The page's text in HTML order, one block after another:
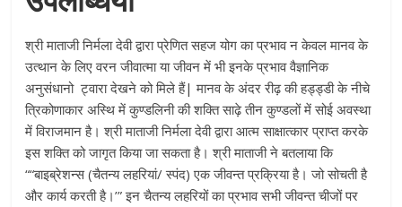
श्री माताजी निर्मला देवी द्वारा प्रेणित सहज योग का प्रभाव न केवल मानव के
उत्थान के लिए वरन जीवात्मा या जीवन में भी इनके प्रभाव वैज्ञानिक
अनुसंधानो ट्वारा देखने को मिले हैं| मानव के अंदर रीढ़ की हड्ड्डी के नीचे
त्रिकोणाकार अस्थि में कुण्डलिनी की शक्ति साढ़े तीन कुण्डलों में सोई अवस्था
में विराजमान है। श्री माताजी निर्मला देवी द्वारा आत्म साक्षात्कार प्राप्त करके
इस शक्ति को जागृत किया जा सकता है। श्री माताजी ने बतलाया कि
““बाइब्रेशन्स (चैतन्य लहरियां/ स्पंद) एक जीवन्त प्रक्रिया है। जो सोचती है
और कार्य करती है।’” इन चैतन्य लहरियों का प्रभाव सभी जीवन्त चीजों पर